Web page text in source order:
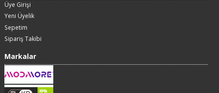
Üye Girişi
Yeni Üyelik
Sepetim
Sipariş Takibi
Markalar